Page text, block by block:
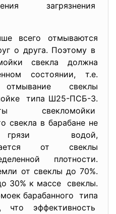
загрязнения
всего отмываются
о друга. Поэтому в
свекла должна
состоянии, т.е.
отмывание свеклы
типа Ш25-ПСБ-3.
свекломойки
свекла в барабане не
грязи водой,
от свеклы
плотности.
от свеклы до 70%.
30% к массе свеклы.
барабанного типа
эффективность